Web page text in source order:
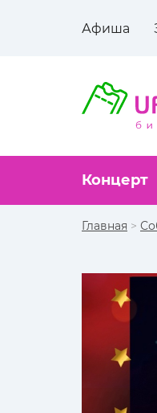
Афиша
Концерт
Главная >